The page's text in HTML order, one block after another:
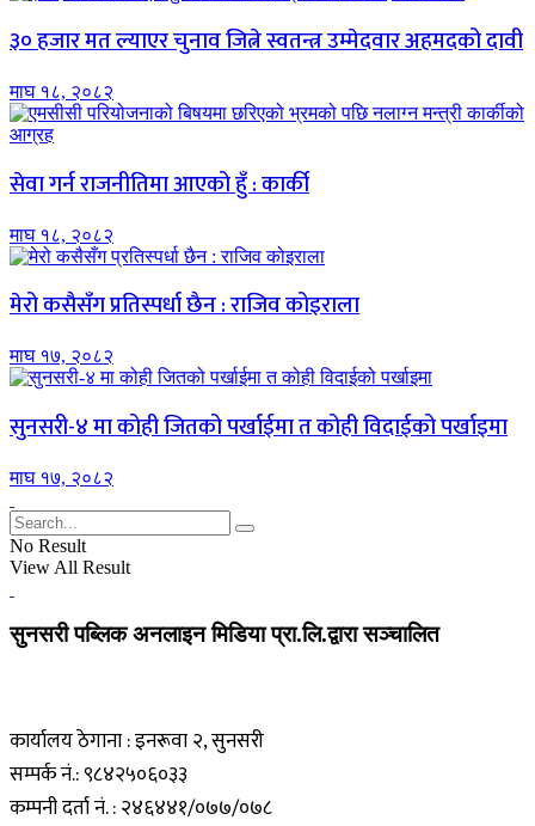
३० हजार मत ल्याएर चुनाव जित्ने स्वतन्त्र उम्मेदवार अहमदको दावी
माघ १८, २०८२
सेवा गर्न राजनीतिमा आएको हुँ : कार्की
माघ १८, २०८२
मेरो कसैसँग प्रतिस्पर्धा छैन : राजिव कोइराला
माघ १७, २०८२
सुनसरी-४ मा कोही जितको पर्खाईमा त कोही विदाईको पर्खाइमा
माघ १७, २०८२
No Result
View All Result
सुनसरी पब्लिक अनलाइन मिडिया प्रा.लि.द्वारा सञ्चालित
कार्यालय ठेगाना : इनरूवा २, सुनसरी
सम्पर्क नं.: ९८४२५०६०३३
कम्पनी दर्ता नं. : २४६४४१/०७७/०७८